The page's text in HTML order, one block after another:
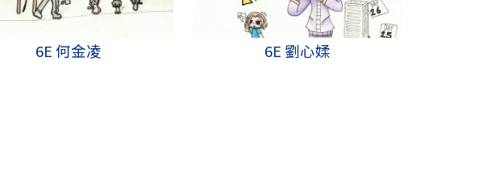
6E 何金凌 6E 劉心媃